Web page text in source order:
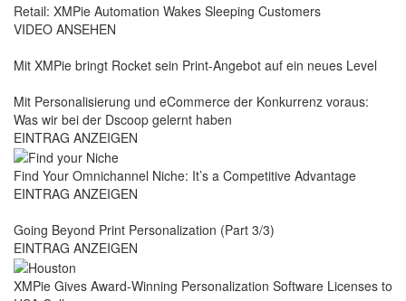
Retail: XMPie Automation Wakes Sleeping Customers
VIDEO ANSEHEN
Mit XMPie bringt Rocket sein Print-Angebot auf ein neues Level
Mit Personalisierung und eCommerce der Konkurrenz voraus:
Was wir bei der Dscoop gelernt haben
EINTRAG ANZEIGEN
Find Your Omnichannel Niche: It’s a Competitive Advantage
EINTRAG ANZEIGEN
Going Beyond Print Personalization (Part 3/3)
EINTRAG ANZEIGEN
XMPie Gives Award-Winning Personalization Software Licenses to